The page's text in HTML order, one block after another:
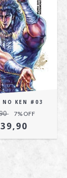
NO KEN #03
7% OFF